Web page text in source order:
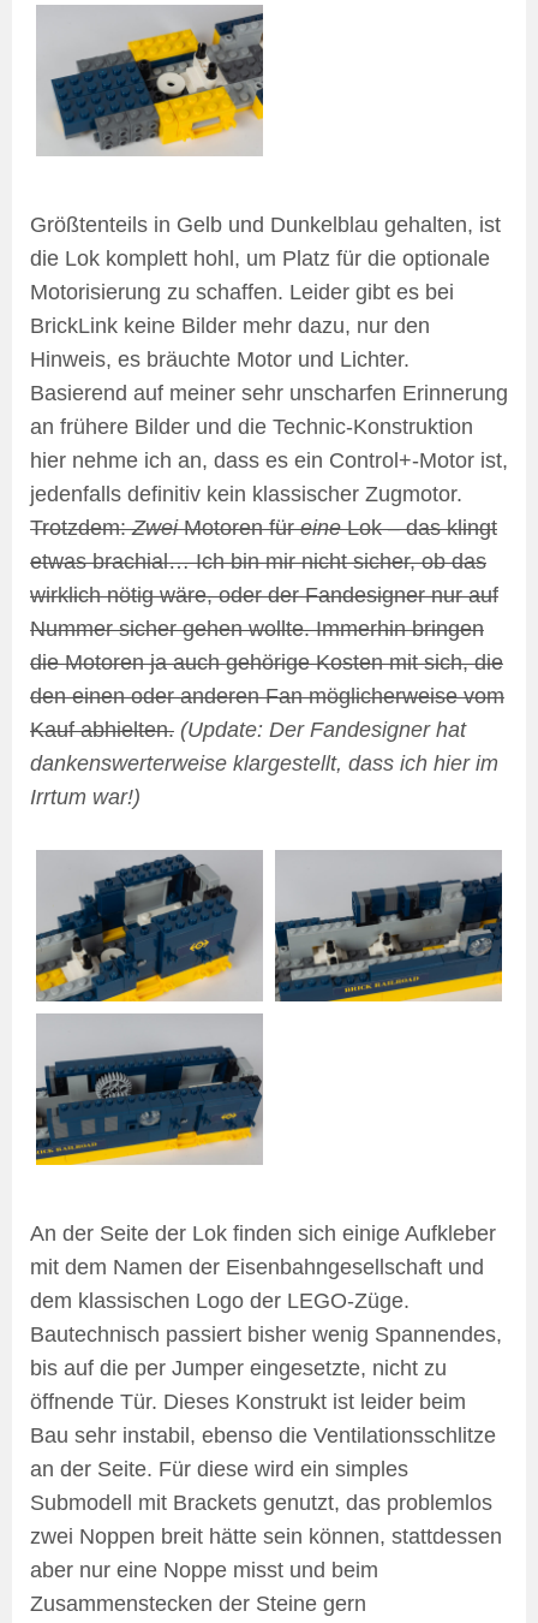
Größtenteils in Gelb und Dunkelblau gehalten, ist
die Lok komplett hohl, um Platz für die optionale
Motorisierung zu schaffen. Leider gibt es bei
BrickLink keine Bilder mehr dazu, nur den
Hinweis, es bräuchte Motor und Lichter.
Basierend auf meiner sehr unscharfen Erinnerung
an frühere Bilder und die Technic-Konstruktion
hier nehme ich an, dass es ein Control+-Motor ist,
jedenfalls definitiv kein klassischer Zugmotor.
Trotzdem:ZweiMotoren füreineLok – das klingt
etwas brachial… Ich bin mir nicht sicher, ob das
wirklich nötig wäre, oder der Fandesigner nur auf
Nummer sicher gehen wollte. Immerhin bringen
die Motoren ja auch gehörige Kosten mit sich, die
den einen oder anderen Fan möglicherweise vom
Kauf abhielten. (Update: Der Fandesigner hat
dankenswerterweise klargestellt, dass ich hier im
Irrtum war!)
An der Seite der Lok finden sich einige Aufkleber
mit dem Namen der Eisenbahngesellschaft und
dem klassischen Logo der LEGO-Züge.
Bautechnisch passiert bisher wenig Spannendes,
bis auf die per Jumper eingesetzte, nicht zu
öffnende Tür. Dieses Konstrukt ist leider beim
Bau sehr instabil, ebenso die Ventilationsschlitze
an der Seite. Für diese wird ein simples
Submodell mit Brackets genutzt, das problemlos
zwei Noppen breit hätte sein können, stattdessen
aber nur eine Noppe misst und beim
Zusammenstecken der Steine gern